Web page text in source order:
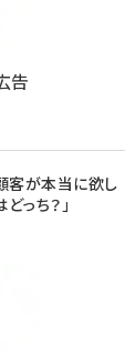
告
客が本当に欲し
っち？」